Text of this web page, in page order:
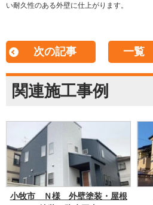
い耐久性のある外壁に仕上がります。
次の記事 一覧
関連施工事例
小牧市 Ｎ様 外壁塗装・屋根